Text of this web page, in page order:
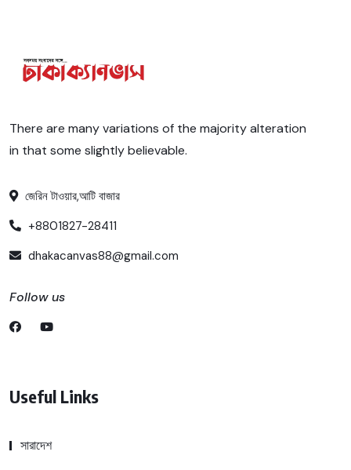
There are many variations of the majority alteration
in that some slightly believable.
জেরিন টাওয়ার,আটি বাজার
+8801827-28411
dhakacanvas88@gmail.com
Follow us
Useful Links
সারাদেশ